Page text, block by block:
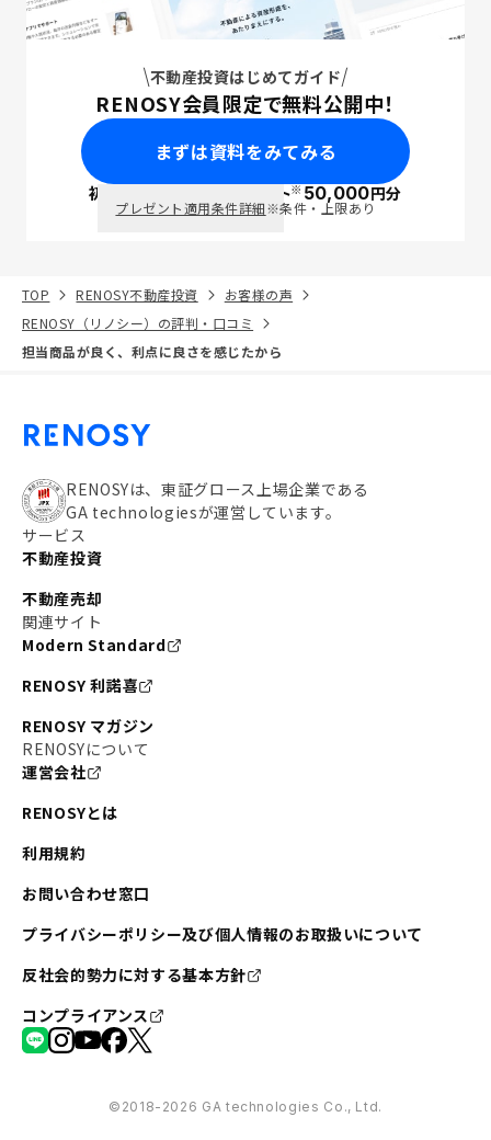
不動産投資はじめてガイド
RENOSY会員限定で無料公開中！
まずは資料をみてみる
初回面談で ポイント※50,000円分
プレゼント適用条件詳細※条件・上限あり
TOP RENOSY不動産投資
お客様の声
RENOSY（リノシー）の評判・口コミ
担当商品が良く、利点に良さを感じたから
RENOSYは、東証グロース上場企業である
GA technologiesが運営しています。
サービス
不動産投資
不動産売却
関連サイト
Modern Standard
RENOSY 利諾喜
RENOSY マガジン
RENOSYについて
運営会社
RENOSYとは
利用規約
お問い合わせ窓口
プライバシーポリシー及び個人情報のお取扱いについて
反社会的勢力に対する基本方針
コンプライアンス
©︎2018-2026 GA technologies Co., Ltd.